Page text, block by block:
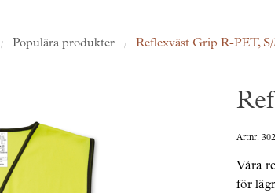
Populära produkter Reflexväst Grip R-PET,
Artnr.
Våra
för